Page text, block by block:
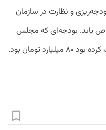
و نظارت در سازمان
یابد. بودجه‌ای که مجلس
تومان بود.